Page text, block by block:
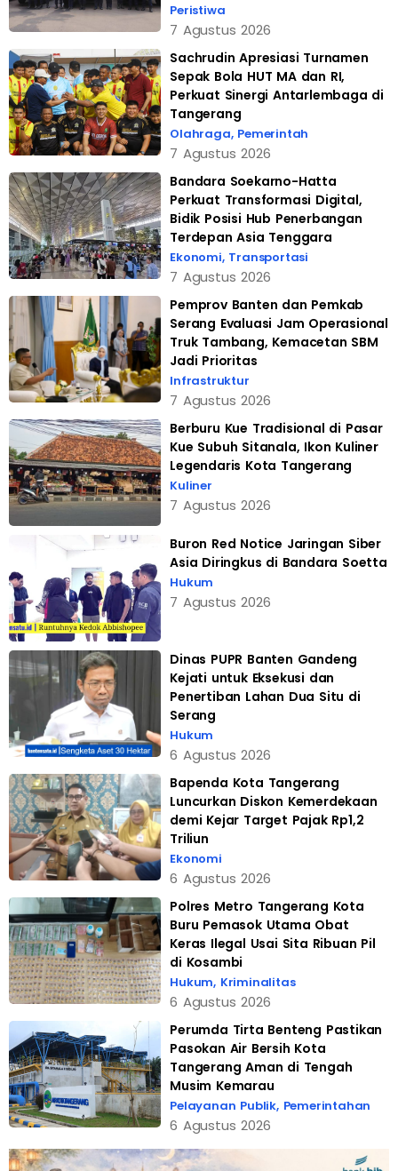
Peristiwa
7 Agustus 2026
Sachrudin Apresiasi Turnamen
Sepak Bola HUT MA dan RI,
Perkuat Sinergi Antarlembaga di
Tangerang
Olahraga, Pemerintah
7 Agustus 2026
Bandara Soekarno-Hatta
Perkuat Transformasi Digital,
Bidik Posisi Hub Penerbangan
Terdepan Asia Tenggara
Ekonomi, Transportasi
7 Agustus 2026
Pemprov Banten dan Pemkab
Serang Evaluasi Jam Operasional
Truk Tambang, Kemacetan SBM
Jadi Prioritas
Infrastruktur
7 Agustus 2026
Berburu Kue Tradisional di Pasar
Kue Subuh Sitanala, Ikon Kuliner
Legendaris Kota Tangerang
Kuliner
7 Agustus 2026
Buron Red Notice Jaringan Siber
Asia Diringkus di Bandara Soetta
Hukum
7 Agustus 2026
Dinas PUPR Banten Gandeng
Kejati untuk Eksekusi dan
Penertiban Lahan Dua Situ di
Serang
Hukum
6 Agustus 2026
Bapenda Kota Tangerang
Luncurkan Diskon Kemerdekaan
demi Kejar Target Pajak Rp1,2
Triliun
Ekonomi
6 Agustus 2026
Polres Metro Tangerang Kota
Buru Pemasok Utama Obat
Keras Ilegal Usai Sita Ribuan Pil
di Kosambi
Hukum, Kriminalitas
6 Agustus 2026
Perumda Tirta Benteng Pastikan
Pasokan Air Bersih Kota
Tangerang Aman di Tengah
Musim Kemarau
Pelayanan Publik, Pemerintahan
6 Agustus 2026